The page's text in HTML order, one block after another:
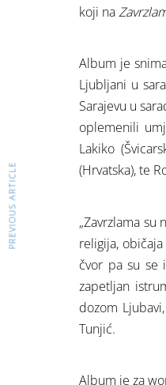
koji na
Album je
Ljubljani u
Sarajevu u
oplemenili
Lakiko
(Hrvatska), te
„Zavrzlama
religija,
čvor pa su se
zapetljan
dozom
Tunjić.
Album je za
PREVIOUS ARTICLE